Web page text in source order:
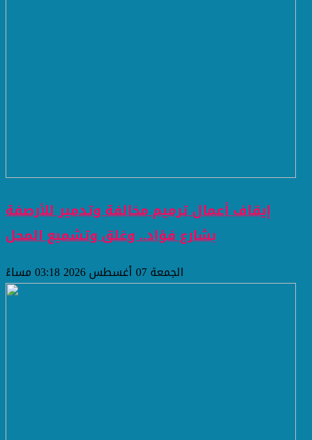
إيقاف أعمال ترميم مخالفة وتدمير للأرصفة
بشارع فؤاد.. وغلق وتشميع المحل
الجمعة 07 أغسطس 2026 03:18 مساءً